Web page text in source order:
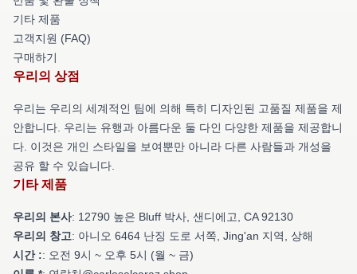
기타 제품
고객지원 (FAQ)
구매하기
우리의 상점
우리는 우리의 세계적인 팀에 의해 특히 디자인된 고품질 제품을 제
안합니다. 우리는 유행과 아름다운 둘 다인 다양한 제품을 제공합니
다. 이것은 개인 스타일을 보여뿐만 아니라 다른 사람들과 개성을
공유 할 수 있습니다.
기타 제품
우리의 본사: 12790 높은 Bluff 박사, 샌디에고, CA 92130
우리의 창고: 아니오 6464 난징 도로 서쪽, Jing'an 지역, 상해
시간 :: 오전 9시 ~ 오후 5시 (월 ~ 금)